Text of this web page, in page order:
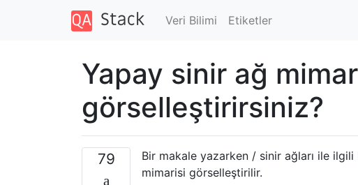
Veri Bilimi Etiketler
Yapay sinir ağ
görselleştirirsiniz?
79
Bir makale yazarken / sinir ağları ile
mimarisi görselleştirilir.